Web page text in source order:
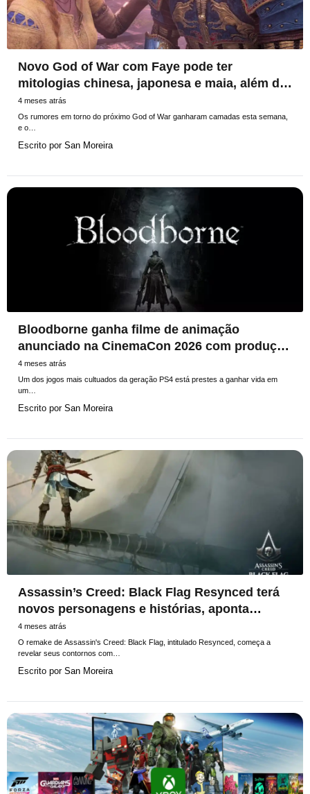
Novo God of War com Faye pode ter
mitologias chinesa, japonesa e maia, além de
uma espada falante
4 meses atrás
Os rumores em torno do próximo God of War ganharam camadas esta semana,
e o…
Escrito por San Moreira
Bloodborne ganha filme de animação
anunciado na CinemaCon 2026 com produção
de jacksepticeye
4 meses atrás
Um dos jogos mais cultuados da geração PS4 está prestes a ganhar vida em
um…
Escrito por San Moreira
Assassin’s Creed: Black Flag Resynced terá
novos personagens e histórias, aponta
classificação indicativa
4 meses atrás
O remake de Assassin's Creed: Black Flag, intitulado Resynced, começa a
revelar seus contornos com…
Escrito por San Moreira